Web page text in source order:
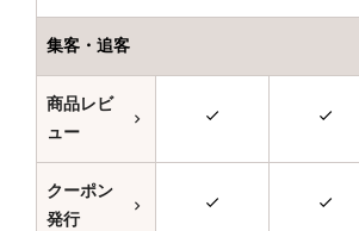
集客・追客
商品レビ
ュー
クーポン
発行